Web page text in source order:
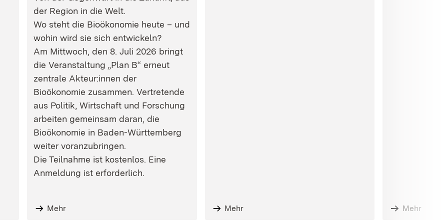
der Region in die Welt.
Wo steht die Bioökonomie heute – und
wohin wird sie sich entwickeln?
Am Mittwoch, den 8. Juli 2026 bringt
die Veranstaltung „Plan B“ erneut
zentrale Akteur:innen der
Bioökonomie zusammen. Vertretende
aus Politik, Wirtschaft und Forschung
arbeiten gemeinsam daran, die
Bioökonomie in Baden-Württemberg
weiter voranzubringen.
Die Teilnahme ist kostenlos. Eine
Anmeldung ist erforderlich.
Mehr Mehr Mehr